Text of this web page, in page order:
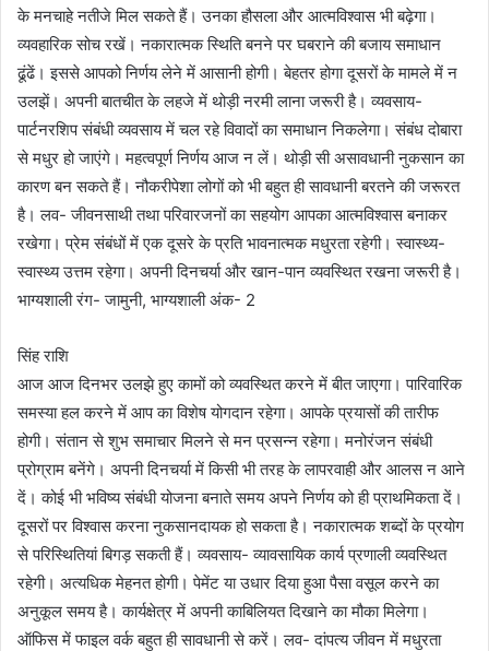
के मनचाहे नतीजे मिल सकते हैं। उनका हौसला और आत्मविश्वास भी बढ़ेगा।
व्यवहारिक सोच रखें। नकारात्मक स्थिति बनने पर घबराने की बजाय समाधान
ढूंढें। इससे आपको निर्णय लेने में आसानी होगी। बेहतर होगा दूसरों के मामले में न
उलझें। अपनी बातचीत के लहजे में थोड़ी नरमी लाना जरूरी है। व्यवसाय-
पार्टनरशिप संबंधी व्यवसाय में चल रहे विवादों का समाधान निकलेगा। संबंध दोबारा
से मधुर हो जाएंगे। महत्वपूर्ण निर्णय आज न लें। थोड़ी सी असावधानी नुकसान का
कारण बन सकते हैं। नौकरीपेशा लोगों को भी बहुत ही सावधानी बरतने की जरूरत
है। लव- जीवनसाथी तथा परिवारजनों का सहयोग आपका आत्मविश्वास बनाकर
रखेगा। प्रेम संबंधों में एक दूसरे के प्रति भावनात्मक मधुरता रहेगी। स्वास्थ्य-
स्वास्थ्य उत्तम रहेगा। अपनी दिनचर्या और खान-पान व्यवस्थित रखना जरूरी है।
भाग्यशाली रंग- जामुनी, भाग्यशाली अंक- 2
सिंह राशि
आज आज दिनभर उलझे हुए कामों को व्यवस्थित करने में बीत जाएगा। पारिवारिक
समस्या हल करने में आप का विशेष योगदान रहेगा। आपके प्रयासों की तारीफ
होगी। संतान से शुभ समाचार मिलने से मन प्रसन्न रहेगा। मनोरंजन संबंधी
प्रोग्राम बनेंगे। अपनी दिनचर्या में किसी भी तरह के लापरवाही और आलस न आने
दें। कोई भी भविष्य संबंधी योजना बनाते समय अपने निर्णय को ही प्राथमिकता दें।
दूसरों पर विश्वास करना नुकसानदायक हो सकता है। नकारात्मक शब्दों के प्रयोग
से परिस्थितियां बिगड़ सकती हैं। व्यवसाय- व्यावसायिक कार्य प्रणाली व्यवस्थित
रहेगी। अत्यधिक मेहनत होगी। पेमेंट या उधार दिया हुआ पैसा वसूल करने का
अनुकूल समय है। कार्यक्षेत्र में अपनी काबिलियत दिखाने का मौका मिलेगा।
ऑफिस में फाइल वर्क बहुत ही सावधानी से करें। लव- दांपत्य जीवन में मधुरता